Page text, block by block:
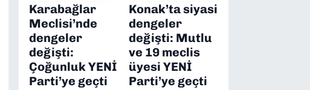
Karabağlar
Meclisi’nde
dengeler
değişti:
Çoğunluk YENİ
Parti’ye geçti
Konak’ta siyasi
dengeler
değişti: Mutlu
ve 19 meclis
üyesi YENİ
Parti’ye geçti